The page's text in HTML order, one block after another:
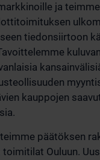
ja teimme
tiedonsiirtoon
kauppojen
päätöksen
Ouluun.